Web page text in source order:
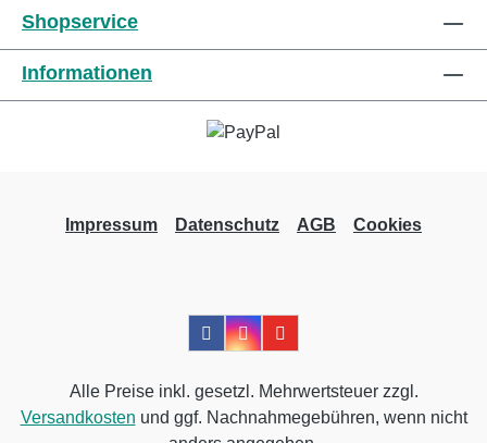
Shopservice
Informationen
Impressum Datenschutz AGB Cookies
Alle Preise inkl. gesetzl. Mehrwertsteuer zzgl.
Versandkosten und ggf. Nachnahmegebühren, wenn nicht